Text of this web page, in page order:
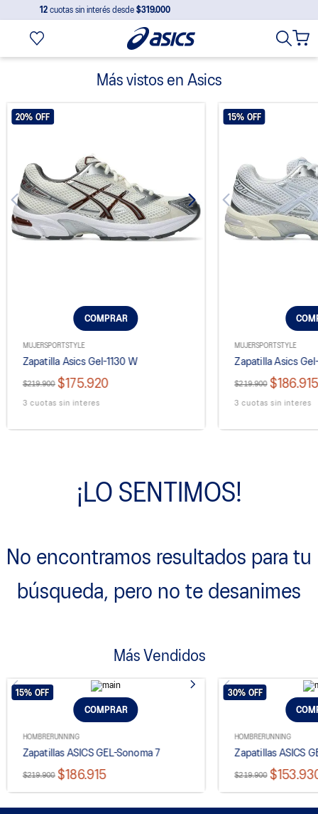
12 cuotas sin interés desde $319.000
Más vistos en Asics
COMPRAR
MUJERSPORTSTYLE
Zapatilla Asics Gel-1130 W
$219.900 $175.920
20% OFF
3 cuotas sin interes
MUJERSPORTSTYLE
Zapatilla Asics
$219.900 $186.915
15% OFF
3 cuotas sin interes
¡LO SENTIMOS!
No encontramos resultados para tu
búsqueda, pero no te desanimes
Más Vendidos
COMPRAR
HOMBRERUNNING
Zapatillas ASICS GEL-Sonoma 7
$219.900 $186.915
15% OFF
HOMBRERUNNING
Zapatillas ASICS
$219.900
30% OFF